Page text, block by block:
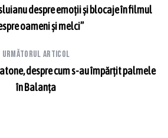
despre emoții și blocaje în filmul
oameni și melci”
Următorul articol
despre cum s-au împărțit palmele
în Balanța